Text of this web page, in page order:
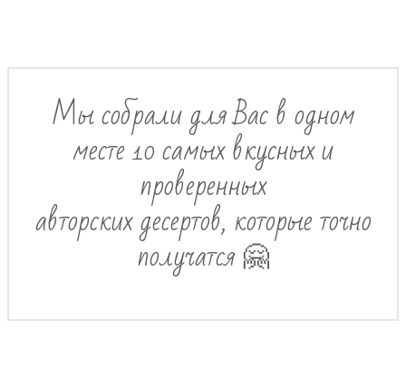
Мы собрали для Вас в одном
месте 10 самых вкусных и
проверенных
авторских десертов, которые точно
получатся 🤗